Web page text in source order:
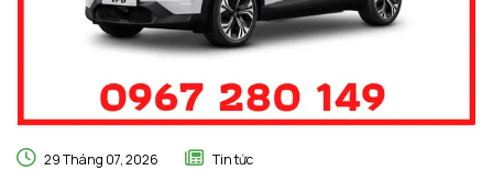
29 Tháng 07, 2026 Tin tức